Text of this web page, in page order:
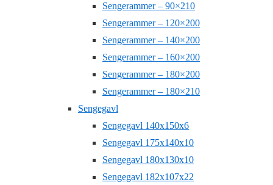
Sengerammer – 90×210
Sengerammer – 120×200
Sengerammer – 140×200
Sengerammer – 160×200
Sengerammer – 180×200
Sengerammer – 180×210
Sengegavl
Sengegavl 140x150x6
Sengegavl 175x140x10
Sengegavl 180x130x10
Sengegavl 182x107x22